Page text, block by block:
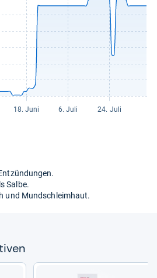
Salbe.
und Mund­schleim­haut.